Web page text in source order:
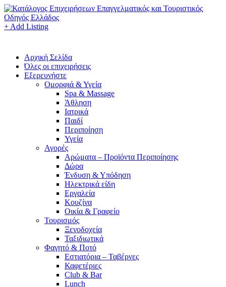
+ Add Listing
Αρχική Σελίδα
Όλες οι επιχειρήσεις
Εξερευνήστε
Ομορφιά & Υγεία
Spa & Massage
Άθληση
Ιατρικά
Παιδί
Περιποίηση
Υγεία
Αγορές
Αρώματα – Προϊόντα Περιποίησης
Δώρα
Ένδυση & Υπόδηση
Ηλεκτρικά είδη
Εργαλεία
Κουζίνα
Οικία & Γραφείο
Τουρισμός
Ξενοδοχεία
Ταξιδιωτικά
Φαγητό & Ποτό
Εστιατόρια – Ταβέρνες
Καφετέριες
Club & Bar
Lunch